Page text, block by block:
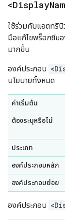
<Display
ใช้ร่วมกับแอตทริบิ
มือแก้ไขพร็อกซีข
มากขึ้น
องค์ประกอบ
นโยบายทั้งหมด
ค่าเริ่มต้น
ต้องระบุหรือไม่
ประเภท
องค์ประกอบหลัก
องค์ประกอบย่อย
องค์ประกอบ